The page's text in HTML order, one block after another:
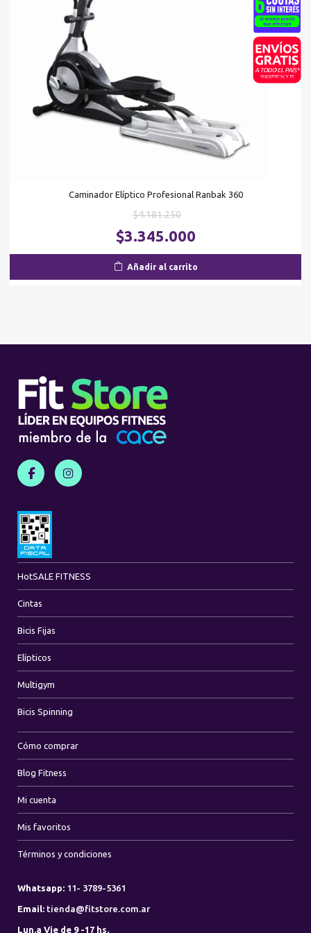
Caminador Elíptico Profesional Ranbak 360
$4.181.250El
precio
original
era:
$4.181.250.
$3.345.000
Añadir al carrito
HotSALE FITNESS
Cintas
Bicis Fijas
Elípticos
Multigym
Bicis Spinning
Cómo comprar
Blog Fitness
Mi cuenta
Mis favoritos
Términos y condiciones
Whatsapp: 11- 3789-5361
Email: tienda@fitstore.com.ar
Lun.a Vie de 9 -17 hs.